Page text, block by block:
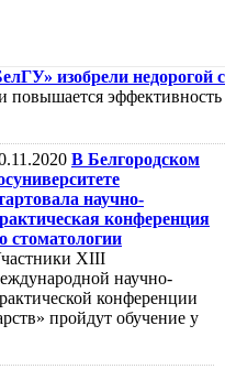
изобрели недорогой
В Белгородском
научно-
конференция
стоматологии
XIII
научно-
конференции
пройдут обучение у